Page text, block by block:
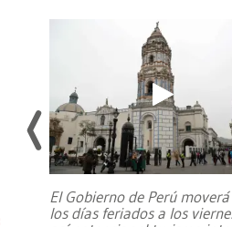
El Gobierno de Perú
los días feriados a los